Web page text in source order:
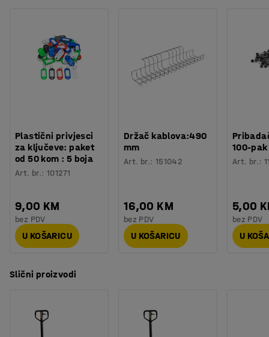
Plastični privjesci
za ključeve: paket
od 50 kom : 5 boja
Art. br.:101271
9,00 KM
bez PDV
U KOŠARICU
Držač kablova:490
mm
Art. br.: 151042
16,00 KM
bez PDV
U KOŠARICU
100-pak
Art. br.:
5,00
bez PDV
U
Slični proizvodi